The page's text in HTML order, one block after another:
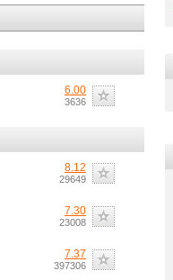
6.00
3636
8.12
29649
7.30
23008
7.37
397306